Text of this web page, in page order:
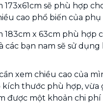
173x61cm sẽ phù hợp
cao phổ biến của
183cm x 63cm phù hợp
các bạn nam sẽ sử
xem chiều cao của
kích thước phù hợp,
được một khoản chi phí